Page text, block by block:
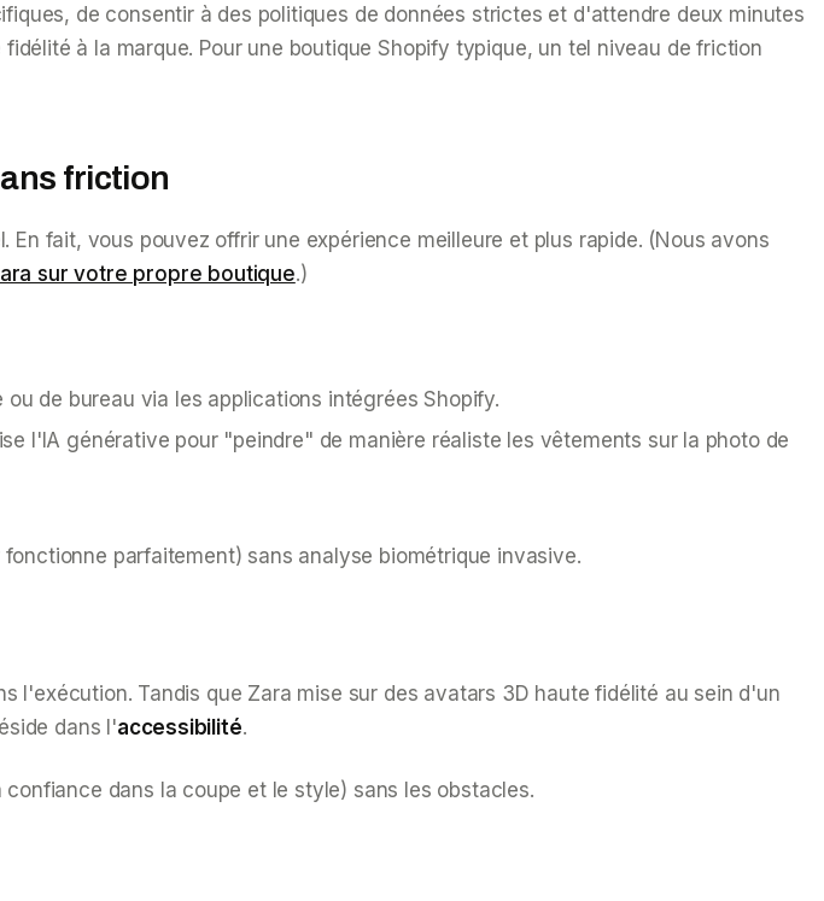
de consentir à des politiques de données strictes et d'attendre deux minutes
à la marque. Pour une boutique Shopify typique, un tel niveau de friction
friction
En fait, vous pouvez offrir une expérience meilleure et plus rapide. (Nous avons
sur votre propre boutique.)
de bureau via les applications intégrées Shopify.
l'IA générative pour "peindre" de manière réaliste les vêtements sur la photo de
parfaitement) sans analyse biométrique invasive.
l'exécution. Tandis que Zara mise sur des avatars 3D haute fidélité au sein d'un
dans l'accessibilité.
dans la coupe et le style) sans les obstacles.